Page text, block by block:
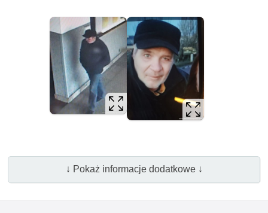
↓ Pokaż informacje dodatkowe ↓